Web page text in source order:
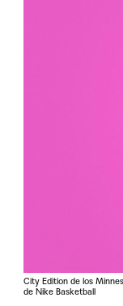
City Edition de los
de Nike Basketball